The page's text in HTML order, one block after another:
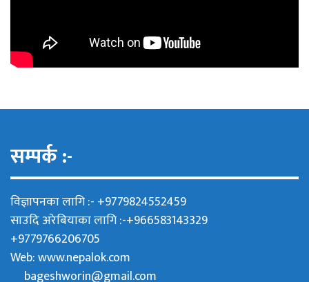
सम्पर्क :-
विज्ञापनका लागि :- +9779824552459
साउदि अरेबियाका लागि :-+966583143329
+9779766206705
Web:www.nepalok.com
bageshworin@gmail.com